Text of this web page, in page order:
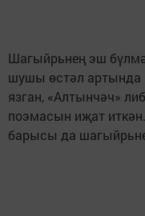
Шагыйрьнең эш
шушы өстәл артында
язган, «Алтынчәч»
поэмасын иҗат
барысы да